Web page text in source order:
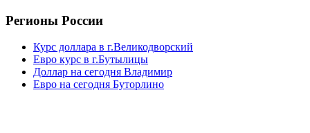
Регионы России
Курс доллара в г.Великодворский
Евро курс в г.Бутылицы
Доллар на сегодня Владимир
Евро на сегодня Буторлино